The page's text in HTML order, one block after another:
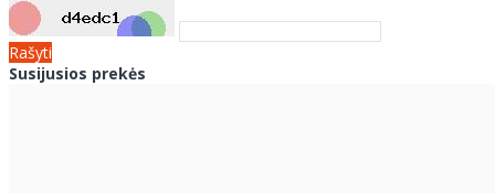
Rašyti
Susijusios prekės